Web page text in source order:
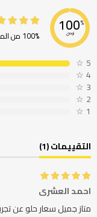
100%
نوصي 100% من المراجعين أوصوا بهذا المنتج
5
☆
4
☆
3
☆
2
☆
1
☆
التقييمات (1)
احمد العشري
متاز جميل سعار حلو عن